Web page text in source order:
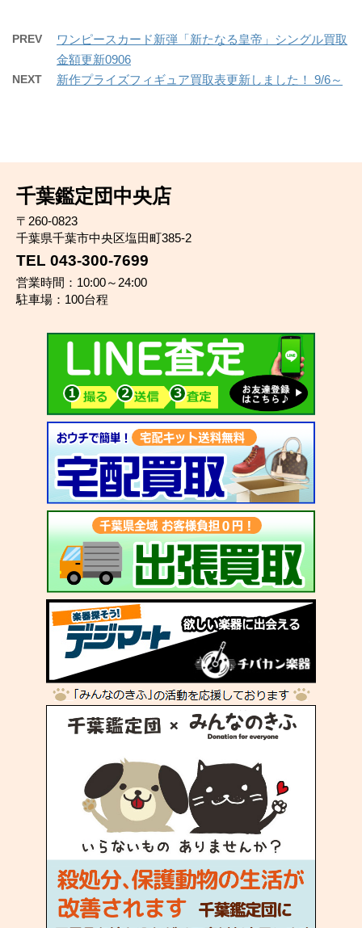
PREV
ワンピースカード新弾「新たなる皇帝」シングル買取
金額更新0906
NEXT 新作プライズフィギュア買取表更新しました！ 9/6～
千葉鑑定団中央店
〒260-0823
千葉県千葉市中央区塩田町385-2
TEL 043-300-7699
営業時間：10:00～24:00
駐車場：100台程